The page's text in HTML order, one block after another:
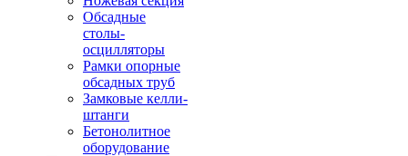
Обсадные
столы-
осцилляторы
Рамки опорные
обсадных труб
Замковые келли-
штанги
Бетонолитное
оборудование